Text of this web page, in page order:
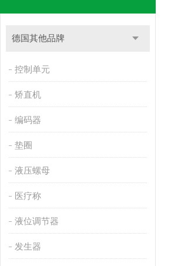
德国其他品牌
控制单元
矫直机
编码器
垫圈
液压螺母
医疗称
液位调节器
发生器